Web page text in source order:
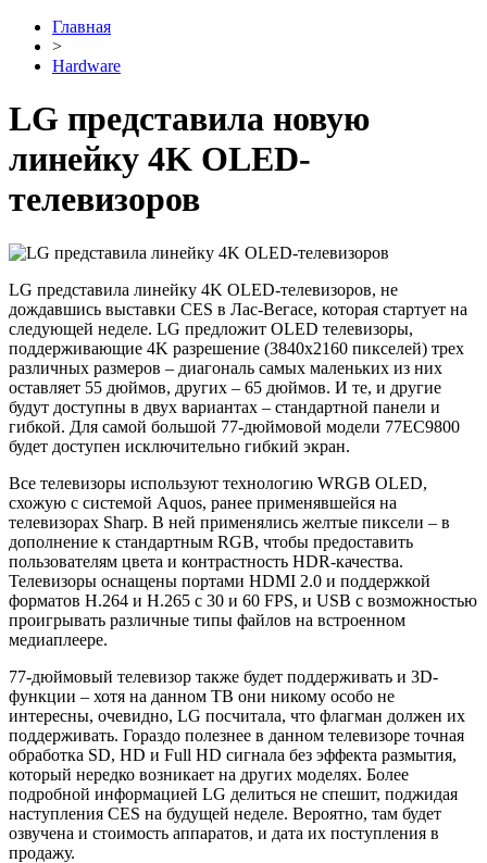
Главная
>
Hardware
LG представила новую
линейку 4K OLED-
телевизоров
LG представила линейку 4K OLED-телевизоров, не
дождавшись выставки CES в Лас-Вегасе, которая стартует на
следующей неделе. LG предложит OLED телевизоры,
поддерживающие 4K разрешение (3840х2160 пикселей) трех
различных размеров – диагональ самых маленьких из них
оставляет 55 дюймов, других – 65 дюймов. И те, и другие
будут доступны в двух вариантах – стандартной панели и
гибкой. Для самой большой 77-дюймовой модели 77EC9800
будет доступен исключительно гибкий экран.
Все телевизоры используют технологию WRGB OLED,
схожую с системой Aquos, ранее применявшейся на
телевизорах Sharp. В ней применялись желтые пиксели – в
дополнение к стандартным RGB, чтобы предоставить
пользователям цвета и контрастность HDR-качества.
Телевизоры оснащены портами HDMI 2.0 и поддержкой
форматов H.264 и H.265 с 30 и 60 FPS, и USB с возможностью
проигрывать различные типы файлов на встроенном
медиаплеере.
77-дюймовый телевизор также будет поддерживать и 3D-
функции – хотя на данном ТВ они никому особо не
интересны, очевидно, LG посчитала, что флагман должен их
поддерживать. Гораздо полезнее в данном телевизоре точная
обработка SD, HD и Full HD сигнала без эффекта размытия,
который нередко возникает на других моделях. Более
подробной информацией LG делиться не спешит, поджидая
наступления CES на будущей неделе. Вероятно, там будет
озвучена и стоимость аппаратов, и дата их поступления в
продажу.